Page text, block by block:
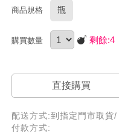
商品規格 瓶
購買數量 剩餘:4
直接購買
配送方式:到指定門市取貨
付款方式: